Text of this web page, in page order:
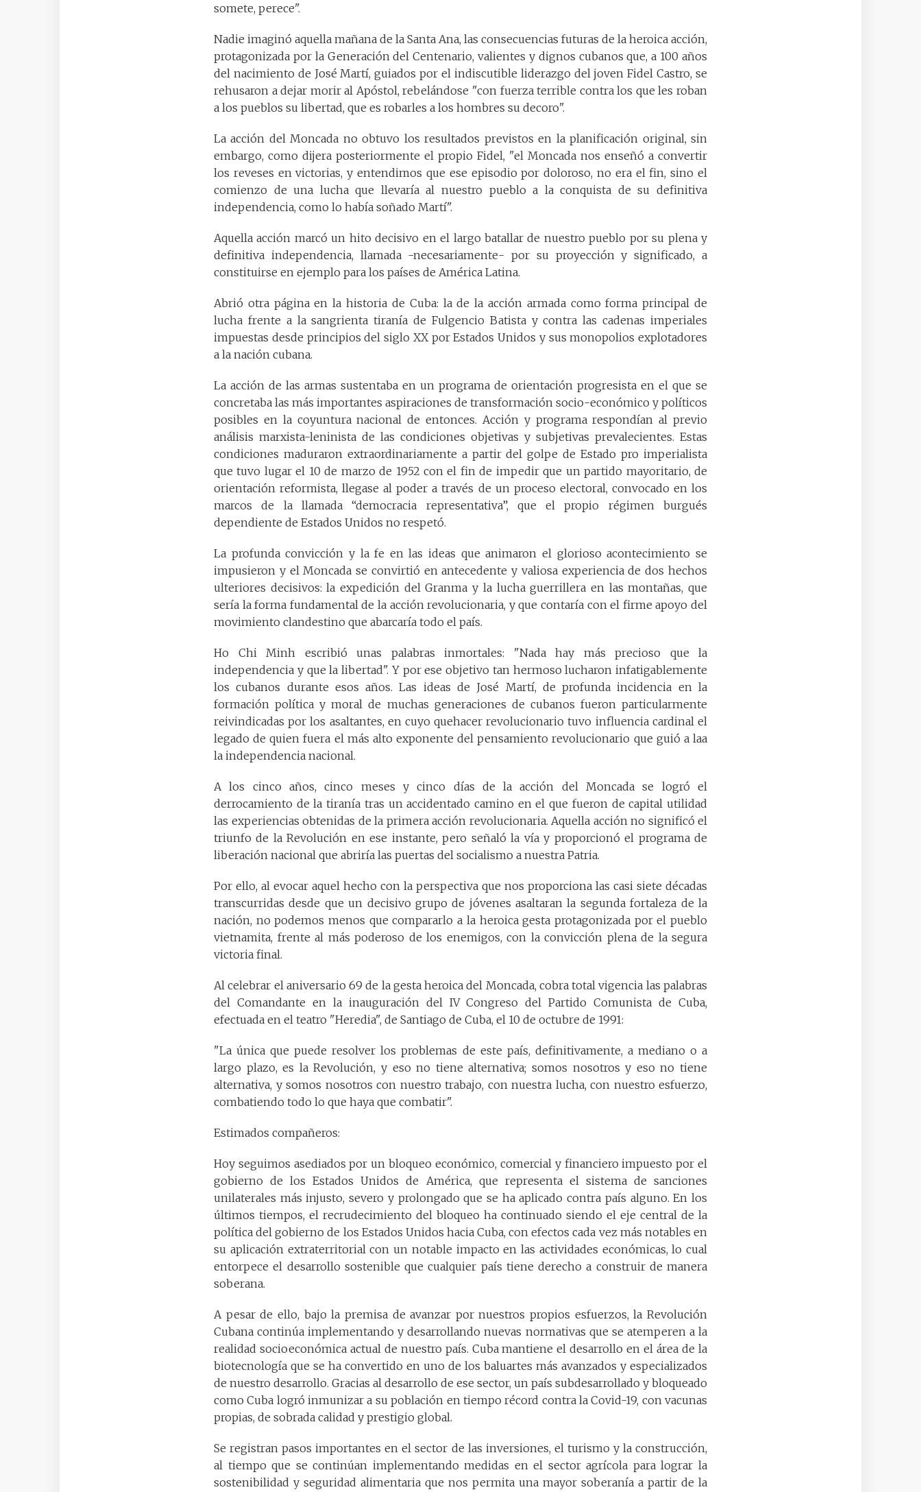
somete, perece".
Nadie imaginó aquella mañana de la Santa Ana, las consecuencias futuras de la heroica acción,
protagonizada por la Generación del Centenario, valientes y dignos cubanos que, a 100 años
del nacimiento de José Martí, guiados por el indiscutible liderazgo del joven Fidel Castro, se
rehusaron a dejar morir al Apóstol, rebelándose "con fuerza terrible contra los que les roban
a los pueblos su libertad, que es robarles a los hombres su decoro".
La acción del Moncada no obtuvo los resultados previstos en la planificación original, sin
embargo, como dijera posteriormente el propio Fidel, "el Moncada nos enseñó a convertir
los reveses en victorias, y entendimos que ese episodio por doloroso, no era el fin, sino el
comienzo de una lucha que llevaría al nuestro pueblo a la conquista de su definitiva
independencia, como lo había soñado Martí".
Aquella acción marcó un hito decisivo en el largo batallar de nuestro pueblo por su plena y
definitiva independencia, llamada -necesariamente- por su proyección y significado, a
constituirse en ejemplo para los países de América Latina.
Abrió otra página en la historia de Cuba: la de la acción armada como forma principal de
lucha frente a la sangrienta tiranía de Fulgencio Batista y contra las cadenas imperiales
impuestas desde principios del siglo XX por Estados Unidos y sus monopolios explotadores
a la nación cubana.
La acción de las armas sustentaba en un programa de orientación progresista en el que se
concretaba las más importantes aspiraciones de transformación socio-económico y políticos
posibles en la coyuntura nacional de entonces. Acción y programa respondían al previo
análisis marxista-leninista de las condiciones objetivas y subjetivas prevalecientes. Estas
condiciones maduraron extraordinariamente a partir del golpe de Estado pro imperialista
que tuvo lugar el 10 de marzo de 1952 con el fin de impedir que un partido mayoritario, de
orientación reformista, llegase al poder a través de un proceso electoral, convocado en los
marcos de la llamada “democracia representativa”, que el propio régimen burgués
dependiente de Estados Unidos no respetó.
La profunda convicción y la fe en las ideas que animaron el glorioso acontecimiento se
impusieron y el Moncada se convirtió en antecedente y valiosa experiencia de dos hechos
ulteriores decisivos: la expedición del Granma y la lucha guerrillera en las montañas, que
sería la forma fundamental de la acción revolucionaria, y que contaría con el firme apoyo del
movimiento clandestino que abarcaría todo el país.
Ho Chi Minh escribió unas palabras inmortales: "Nada hay más precioso que la
independencia y que la libertad". Y por ese objetivo tan hermoso lucharon infatigablemente
los cubanos durante esos años. Las ideas de José Martí, de profunda incidencia en la
formación política y moral de muchas generaciones de cubanos fueron particularmente
reivindicadas por los asaltantes, en cuyo quehacer revolucionario tuvo influencia cardinal el
legado de quien fuera el más alto exponente del pensamiento revolucionario que guió a laa
la independencia nacional.
A los cinco años, cinco meses y cinco días de la acción del Moncada se logró el
derrocamiento de la tiranía tras un accidentado camino en el que fueron de capital utilidad
las experiencias obtenidas de la primera acción revolucionaria. Aquella acción no significó el
triunfo de la Revolución en ese instante, pero señaló la vía y proporcionó el programa de
liberación nacional que abriría las puertas del socialismo a nuestra Patria.
Por ello, al evocar aquel hecho con la perspectiva que nos proporciona las casi siete décadas
transcurridas desde que un decisivo grupo de jóvenes asaltaran la segunda fortaleza de la
nación, no podemos menos que compararlo a la heroica gesta protagonizada por el pueblo
vietnamita, frente al más poderoso de los enemigos, con la convicción plena de la segura
victoria final.
Al celebrar el aniversario 69 de la gesta heroica del Moncada, cobra total vigencia las palabras
del Comandante en la inauguración del IV Congreso del Partido Comunista de Cuba,
efectuada en el teatro "Heredia", de Santiago de Cuba, el 10 de octubre de 1991:
"La única que puede resolver los problemas de este país, definitivamente, a mediano o a
largo plazo, es la Revolución, y eso no tiene alternativa; somos nosotros y eso no tiene
alternativa, y somos nosotros con nuestro trabajo, con nuestra lucha, con nuestro esfuerzo,
combatiendo todo lo que haya que combatir".
Estimados compañeros:
Hoy seguimos asediados por un bloqueo económico, comercial y financiero impuesto por el
gobierno de los Estados Unidos de América, que representa el sistema de sanciones
unilaterales más injusto, severo y prolongado que se ha aplicado contra país alguno. En los
últimos tiempos, el recrudecimiento del bloqueo ha continuado siendo el eje central de la
política del gobierno de los Estados Unidos hacia Cuba, con efectos cada vez más notables en
su aplicación extraterritorial con un notable impacto en las actividades económicas, lo cual
entorpece el desarrollo sostenible que cualquier país tiene derecho a construir de manera
soberana.
A pesar de ello, bajo la premisa de avanzar por nuestros propios esfuerzos, la Revolución
Cubana continúa implementando y desarrollando nuevas normativas que se atemperen a la
realidad socioeconómica actual de nuestro país. Cuba mantiene el desarrollo en el área de la
biotecnología que se ha convertido en uno de los baluartes más avanzados y especializados
de nuestro desarrollo. Gracias al desarrollo de ese sector, un país subdesarrollado y bloqueado
como Cuba logró inmunizar a su población en tiempo récord contra la Covid-19, con vacunas
propias, de sobrada calidad y prestigio global.
Se registran pasos importantes en el sector de las inversiones, el turismo y la construcción,
al tiempo que se continúan implementando medidas en el sector agrícola para lograr la
sostenibilidad y seguridad alimentaria que nos permita una mayor soberanía a partir de la